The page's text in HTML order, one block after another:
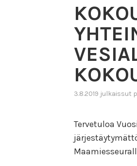
3.8.2019 julkaissut
Tervetuloa